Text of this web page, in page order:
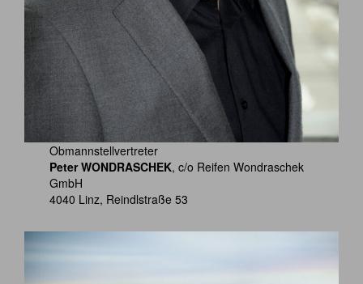
Obmannstellvertreter
Peter WONDRASCHEK, c/o Reifen Wondraschek
GmbH
4040 Linz, Reindlstraße 53